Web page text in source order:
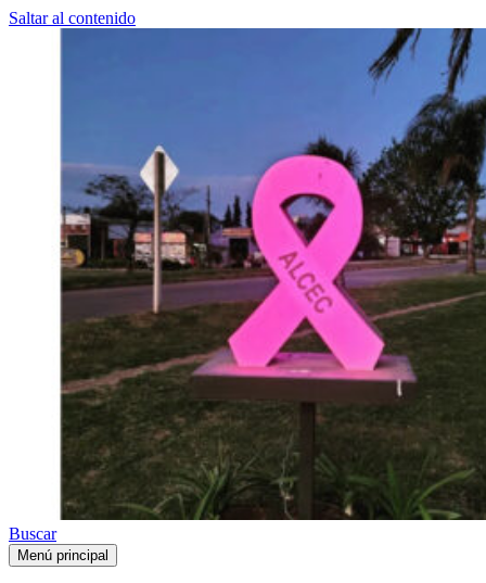
Saltar al contenido
Buscar
Menú principal